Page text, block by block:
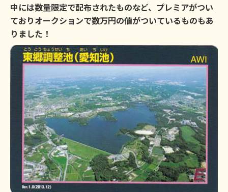
中には数量限定で配布されたものなど、プレミアがつい
ておりオークションで数万円の値がついているものもあ
りました！